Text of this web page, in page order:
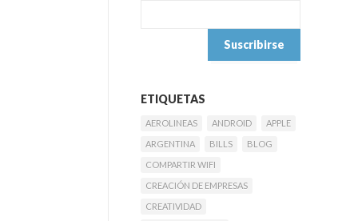
ETIQUETAS
AEROLINEAS ANDROID
APPLE
ARGENTINA
BILLS
BLOG
COMPARTIR WIFI
CREACIÓN DE EMPRESAS
CREATIVIDAD